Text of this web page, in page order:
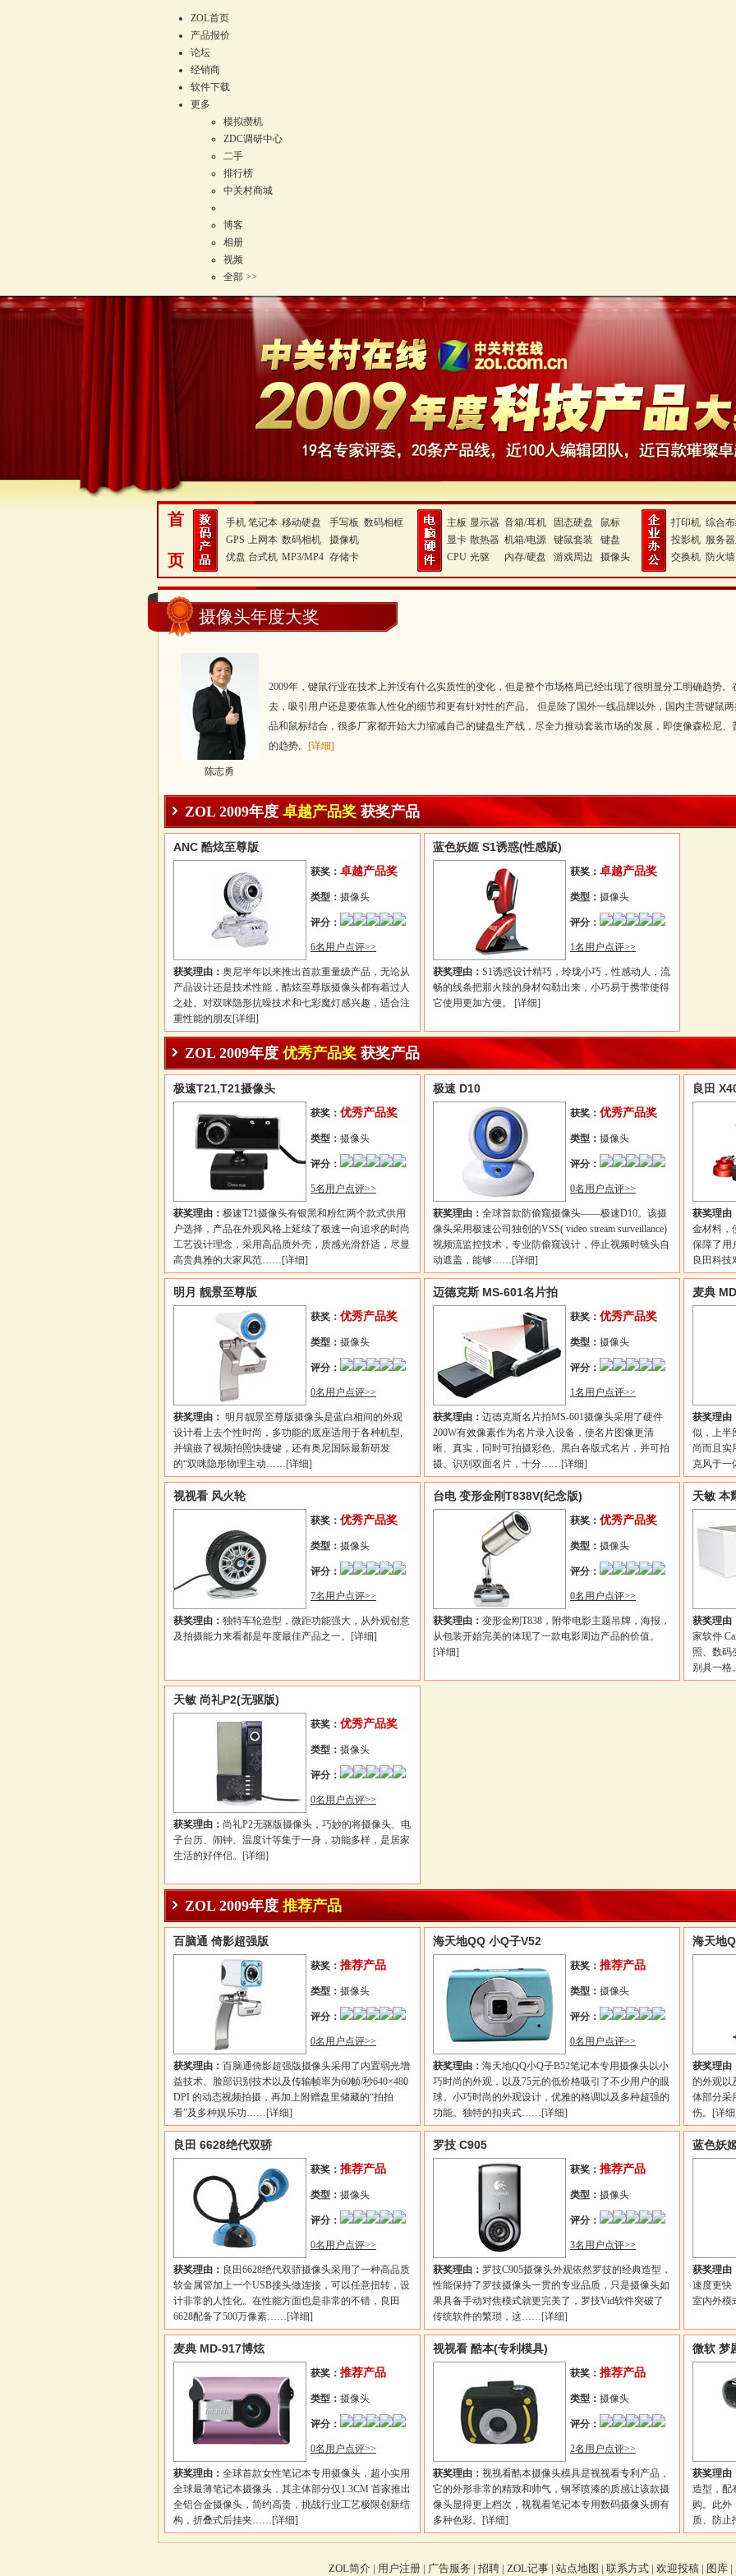
ZOL首页
产品报价
论坛
经销商
软件下载
更多
模拟攒机
ZDC调研中心
二手
排行榜
中关村商城
博客
相册
视频
全部 >>
首
页
手机 笔记本 移动硬盘 手写板 数码相框
GPS 上网本 数码相机
摄像机
优盘 台式机 MP3/MP4 存储卡
主板 显示器 音箱/耳机 固态硬盘
鼠标
显卡 散热器 机箱/电源 键鼠套装
键盘
CPU 光驱 内存/硬盘 游戏周边 摄像头
打印机 综合
投影机 服务
交换机 防火墙
摄像头年度大奖
2009年，键鼠行业在技术上并没有什么实质性的变化，但是整个市场格局已经出现了很明显分工明确趋势
去，吸引用户还是要依靠人性化的细节和更有针对性的产品。 但是除了国外一线品牌以外，国内主营键鼠
品和鼠标结合，很多厂家都开始大力缩减自己的键盘生产线，尽全力推动套装市场的发展，即使像森松尼
的趋势。
[详细]
陈志勇
ZOL 2009年度 卓越产品奖 获奖产品
ANC 酷炫至尊版
获奖： 卓越产品奖
类型： 摄像头
评分：
6名用户点评>>
获奖理由： 奥尼半年以来推出首款重量级产品，无论从
产品设计还是技术性能，酷炫至尊版摄像头都有着过人
之处。对双咪隐形抗噪技术和七彩魔灯感兴趣，适合注
重性能的朋友[详细]
蓝色妖姬 S1诱惑(性感版)
获奖： 卓越产品奖
类型： 摄像头
评分：
1名用户点评>>
获奖理由： S1诱惑设计精巧，玲珑小巧，性感动人，流
畅的线条把那火辣的身材勾勒出来，小巧易于携带使得
它使用更加方便。 [详细]
ZOL 2009年度 优秀产品奖 获奖产品
极速T21,T21摄像头
获奖： 优秀产品奖
类型： 摄像头
评分：
5名用户点评>>
获奖理由： 极速T21摄像头有银黑和粉红两个款式供用
户选择，产品在外观风格上延续了极速一向追求的时尚
工艺设计理念，采用高品质外壳，质感光滑舒适，尽显
高贵典雅的大家风范……[详细]
极速 D10
获奖： 优秀产品奖
类型： 摄像头
评分：
0名用户点评>>
获奖理由： 全球首款防偷窥摄像头——极速D10。该摄
像头采用极速公司独创的VSS( video stream surveillance)
视频流监控技术，专业防偷窥设计，停止视频时镜头自
动遮盖，能够……[详细]
良田
获奖理由
金材料，
保障了用
良田科
明月 靓景至尊版
获奖： 优秀产品奖
类型： 摄像头
评分：
0名用户点评>>
获奖理由： 明月靓景至尊版摄像头是蓝白相间的外观
设计看上去个性时尚，多功能的底座适用于各种机型,
并镶嵌了视频拍照快捷键，还有奥尼国际最新研发
的“双咪隐形物理主动……[详细]
迈德克斯 MS-601名片拍
获奖： 优秀产品奖
类型： 摄像头
评分：
1名用户点评>>
获奖理由： 迈德克斯名片拍MS-601摄像头采用了硬件
200W有效像素作为名片录入设备，使名片图像更清
晰、真实，同时可拍摄彩色、黑白各版式名片，并可拍
摄、识别双面名片，十分……[详细]
麦典
获奖理由
似，上半
尚而且实
克风于
视视看 风火轮
获奖： 优秀产品奖
类型： 摄像头
评分：
7名用户点评>>
获奖理由： 独特车轮造型，微距功能强大，从外观创意
及拍摄能力来看都是年度最佳产品之一。 [详细]
台电 变形金刚T838V(纪念版)
获奖： 优秀产品奖
类型： 摄像头
评分：
0名用户点评>>
获奖理由： 变形金刚T838，附带电影主题吊牌，海报，
从包装开始完美的体现了一款电影周边产品的价值。
[详细]
天敏 本
获奖理由
家软件
照、数码
别具一格
天敏 尚礼P2(无驱版)
获奖： 优秀产品奖
类型： 摄像头
评分：
0名用户点评>>
获奖理由： 尚礼P2无驱版摄像头，巧妙的将摄像头、电
子台历、闹钟、温度计等集于一身，功能多样，是居家
生活的好伴侣。 [详细]
ZOL 2009年度 推荐产品
百脑通 倚影超强版
获奖： 推荐产品
类型： 摄像头
评分：
0名用户点评>>
获奖理由： 百脑通倚影超强版摄像头采用了内置弱光增
益技术、脸部识别技术以及传输帧率为60帧/秒640×480
DPI 的动态视频拍摄，再加上附赠盘里储藏的“拍拍
看”及多种娱乐功……[详细]
海天地QQ 小Q子V52
获奖： 推荐产品
类型： 摄像头
评分：
0名用户点评>>
获奖理由： 海天地QQ小Q子B52笔记本专用摄像头以小
巧时尚的外观，以及75元的低价格吸引了不少用户的眼
球。小巧时尚的外观设计，优雅的格调以及多种超强的
功能。独特的扣夹式……[详细]
海天地
获奖理由
的外观以
体部分采
伤。 [详
良田 6628绝代双骄
获奖： 推荐产品
类型： 摄像头
评分：
0名用户点评>>
获奖理由： 良田6628绝代双骄摄像头采用了一种高品质
软金属管加上一个USB接头做连接，可以任意扭转，设
计非常的人性化。在性能方面也是非常的不错，良田
6628配备了500万像素……[详细]
罗技 C905
获奖： 推荐产品
类型： 摄像头
评分：
3名用户点评>>
获奖理由： 罗技C905摄像头外观依然罗技的经典造型，
性能保持了罗技摄像头一贯的专业品质，只是摄像头如
果具备手动对焦模式就更完美了，罗技Vid软件突破了
传统软件的繁琐，这……[详细]
蓝色妖
获奖理由
速度更快
室内外模
麦典 MD-917博炫
获奖： 推荐产品
类型： 摄像头
评分：
0名用户点评>>
获奖理由： 全球首款女性笔记本专用摄像头，超小实用
全球最薄笔记本摄像头，其主体部分仅1.3CM 首家推出
全铝合金摄像头，简约高贵，挑战行业工艺极限创新结
构，折叠式后挂夹……[详细]
视视看 酷本(专利模具)
获奖： 推荐产品
类型： 摄像头
评分：
2名用户点评>>
获奖理由： 视视看酷本摄像头模具是视视看专利产品，
它的外形非常的精致和帅气，钢琴喷漆的质感让该款摄
像头显得更上档次，视视看笔记本专用数码摄像头拥有
多种色彩。 [详细]
微软 梦
获奖理由
造型，配
购。此外
质、防
ZOL简介 | 用户注册 | 广告服务 | 招聘 | ZOL记事 | 站点地图 | 联系方式 | 欢迎投稿 | 图库 |